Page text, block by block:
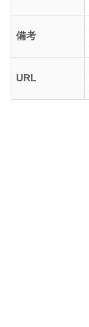
備考
URL